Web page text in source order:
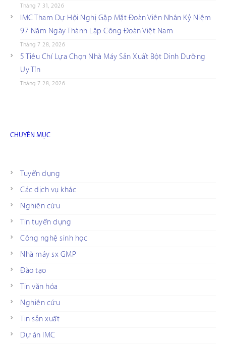
Tháng 7 31, 2026
IMC Tham Dự Hội Nghị Gặp Mặt Đoàn Viên Nhân Kỷ Niệm
97 Năm Ngày Thành Lập Công Đoàn Việt Nam
Tháng 7 28, 2026
5 Tiêu Chí Lựa Chọn Nhà Máy Sản Xuất Bột Dinh Dưỡng
Uy Tín
Tháng 7 28, 2026
CHUYÊN MỤC
Tuyển dụng
Các dịch vụ khác
Nghiên cứu
Tin tuyển dụng
Công nghệ sinh học
Nhà máy sx GMP
Đào tạo
Tin văn hóa
Nghiên cứu
Tin sản xuất
Dự án IMC